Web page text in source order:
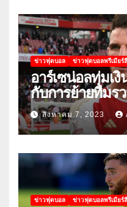
ข่าวฟุตบอล ข่าวฟุตบอลพรีเมียร์
อาร์เซน่อลทุ่มเ
กับการย้ายทีมร
สิงหาคม 7, 2023
ข่าวฟุตบอล ข่าวฟุตบอลพรีเมียร์